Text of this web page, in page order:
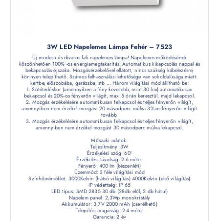
3W LED Napelemes Lámpa Fehér – 7523
Új modern és divatos fali napelemes lámpa! Napelemes működésének
köszönhetően 100% -os energiamegtakarítás. Automatikus kikapcsolás nappal és
bekapcsolás éjszaka. Mozgásérzékelővel ellátott, nincs szükség kábelezésre,
könnyen telepíthető. Számos felhasználási lehetősége van sokoldalúsága miatt:
kertbe, előszobába, garázsba, stb ... Három világítási mód állítható be:
1. Sötétedéskor (amennyiben a fény kevesebb, mint 30 lux) automatikusan
bekapcsol és 20%-os fényerőn világít, max. 5 órán keresztül, majd lekapcsol.
2. Mozgás érzékelésére automatikusan felkapcsol és teljes fényerőn világít,
amennyiben nem érzékel mozgást 20 másodperc múlva 3%-os fényerőn világít
tovább.
3. Mozgás érzékelésére automatikusan felkapcsol és teljes fényerőn világít,
amennyiben nem érzékel mozgást 30 másodperc múlva lekapcsol.
Műszaki adatok:
Teljesítmény: 3W
Érzékelési szög: 60°
Érzékelési távolság: 2-6 méter
Fényerő: 400 lm (készenléti)
Üzemmód: 3 féle világítási mód
Színhőmérséklet: 3000Kelvin (hátsó világítás) 4000Kelvin (első világítás)
IP védettség: IP 65
LED típus: SMD 2835 30 db (28db elől, 2 db hátul)
Napelem panel: 2,3Wp monokristály
Akkumulátor: 3,7V 2000 mAh (cserélhető)
Telepítési magasság: 2-4 méter
Garancia: 2 év